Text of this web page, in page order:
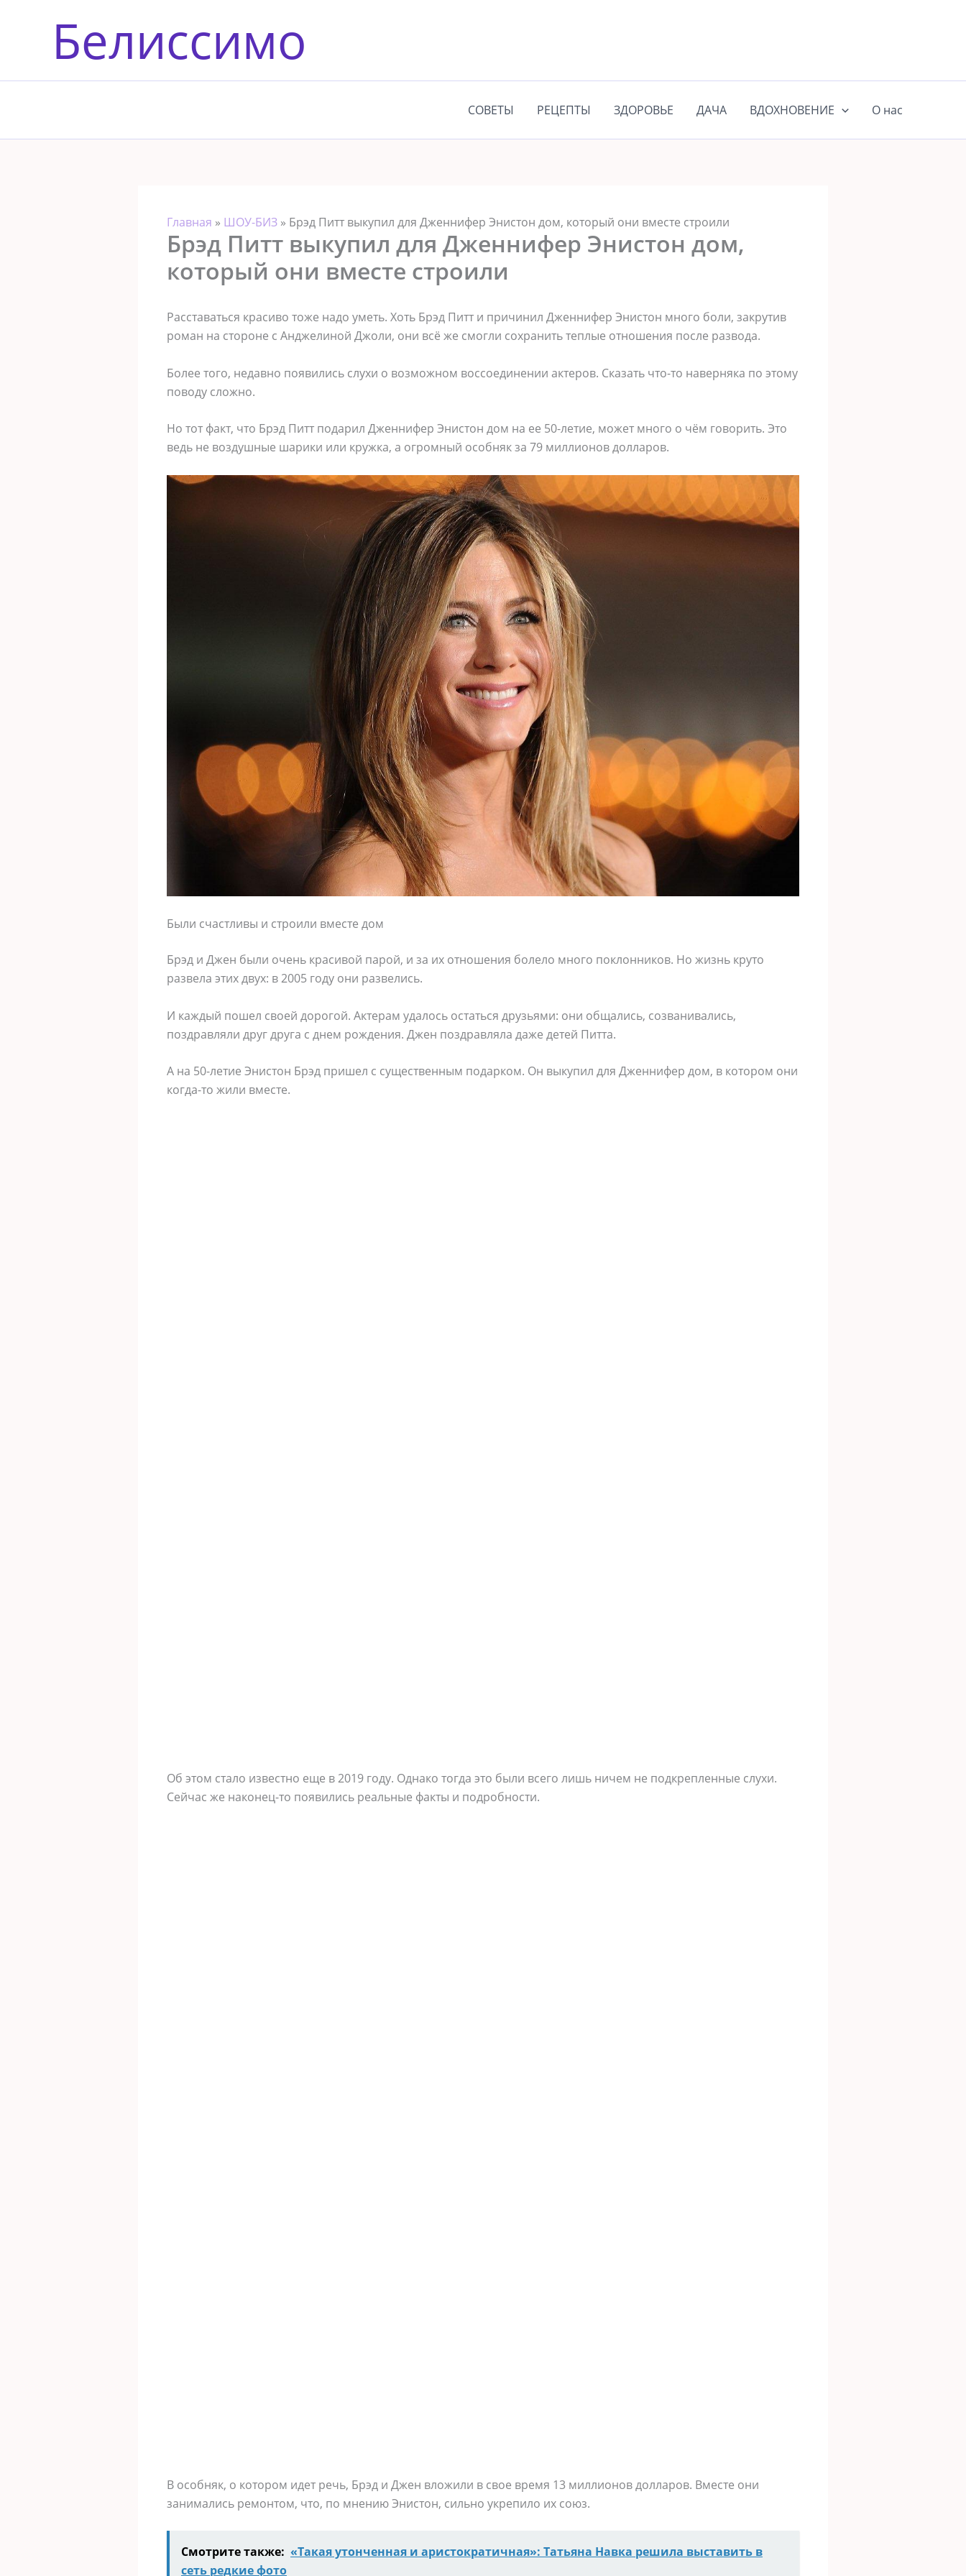
содержимомуБелиссимо
СОВЕТЫ РЕЦЕПТЫ ЗДОРОВЬЕ ДАЧА ВДОХНОВЕНИЕ О нас
Главная » ШОУ-БИЗ » Брэд Питт выкупил для Дженнифер Энистон дом, который они вместе строили
Брэд Питт выкупил для Дженнифер Энистон дом,
который они вместе строили
Расставаться красиво тоже надо уметь. Хоть Брэд Питт и причинил Дженнифер Энистон много боли, закрутив
роман на стороне с Анджелиной Джоли, они всё же смогли сохранить теплые отношения после развода.
Более того, недавно появились слухи о возможном воссоединении актеров. Сказать что-то наверняка по этому
поводу сложно.
Но тот факт, что Брэд Питт подарил Дженнифер Энистон дом на ее 50-летие, может много о чём говорить. Это
ведь не воздушные шарики или кружка, а огромный особняк за 79 миллионов долларов.
Были счастливы и строили вместе дом
Брэд и Джен были очень красивой парой, и за их отношения болело много поклонников. Но жизнь круто
развела этих двух: в 2005 году они развелись.
И каждый пошел своей дорогой. Актерам удалось остаться друзьями: они общались, созванивались,
поздравляли друг друга с днем рождения. Джен поздравляла даже детей Питта.
А на 50-летие Энистон Брэд пришел с существенным подарком. Он выкупил для Дженнифер дом, в котором они
когда-то жили вместе.
Об этом стало известно еще в 2019 году. Однако тогда это были всего лишь ничем не подкрепленные слухи.
Сейчас же наконец-то появились реальные факты и подробности.
В особняк, о котором идет речь, Брэд и Джен вложили в свое время 13 миллионов долларов. Вместе они
занимались ремонтом, что, по мнению Энистон, сильно укрепило их союз.
Смотрите также: «Такая утонченная и аристократичная»: Татьяна Навка решила выставить в
сеть редкие фото